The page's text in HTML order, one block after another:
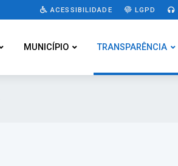
ACESSIBILIDADE LGPD
MUNICÍPIO TRANSPARÊNCIA